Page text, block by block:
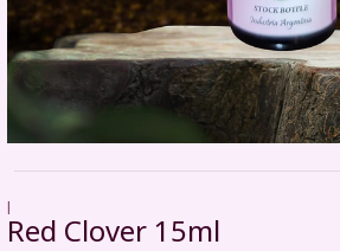
|
Red Clover 15ml